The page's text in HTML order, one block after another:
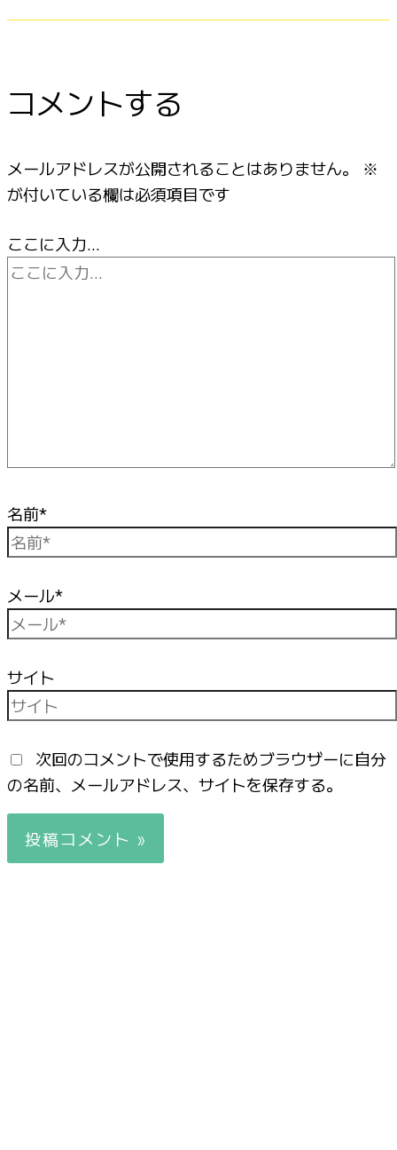
コメントする
メールアドレスが公開されることはありません。
※
が付いている欄は必須項目です
ここに入力…
名前*
メール*
サイト
次回のコメントで使用するためブラウザーに自分
の名前、メールアドレス、サイトを保存する。